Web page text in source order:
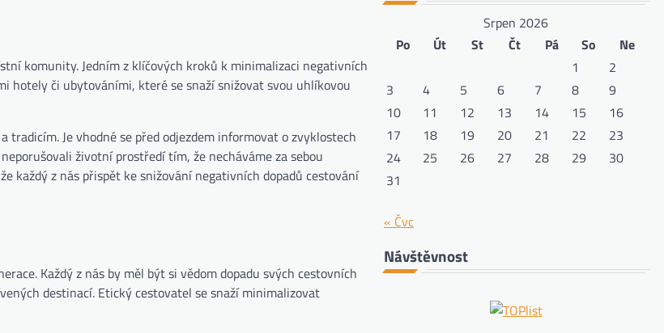
komunity. Jedním z klíčových kroků k minimalizaci negativních
hotely či ubytováními, které se snaží snižovat svou uhlíkovou
Je vhodné se před odjezdem informovat o zvyklostech
životní prostředí tím, že necháváme za sebou
každý z nás přispět ke snižování negativních dopadů cestování
Každý z nás by měl být si vědom dopadu svých cestovních
destinací. Etický cestovatel se snaží minimalizovat
Srpen 2026
Po
Út St Čt Pá So
Ne
1
2
3
4 5 6 7 8
9
10
11 12 13 14 15
16
17
18 19 20 21 22
23
24
25 26 27 28 29
30
31
« Čvc
Návštěvnost